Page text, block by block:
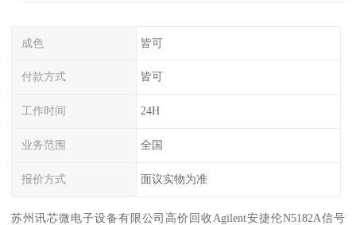
成色 皆可
付款方式 皆可
工作时间 24H
业务范围 全国
报价方式 面议实物为准
苏州讯芯微电子设备有限公司高价回收Agilent安捷伦N5182A信号